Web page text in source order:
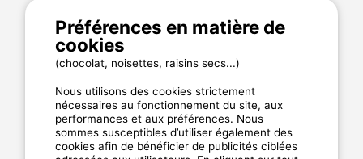
Plan de site
La garantie MyCamping.com
Un paiement 100% sécurisé
Préférences en matière de
cookies
(chocolat, noisettes, raisins secs...)
Nous utilisons des cookies strictement
nécessaires au fonctionnement du site, aux
performances et aux préférences. Nous
sommes susceptibles d’utiliser également des
cookies afin de bénéficier de publicités ciblées